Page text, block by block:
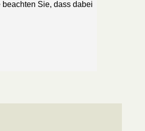
Sie, dass dabei